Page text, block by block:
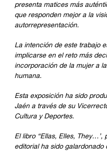
presenta matices más
que responden mejor a la
autorrepresentación.
La intención de este trabajo
implicarse en el reto más
incorporación de la mujer a
humana.
Esta exposición ha sido
Jaén a través de su
Cultura y Deportes.
El libro “Ellas, Elles, They…’,
editorial ha sido